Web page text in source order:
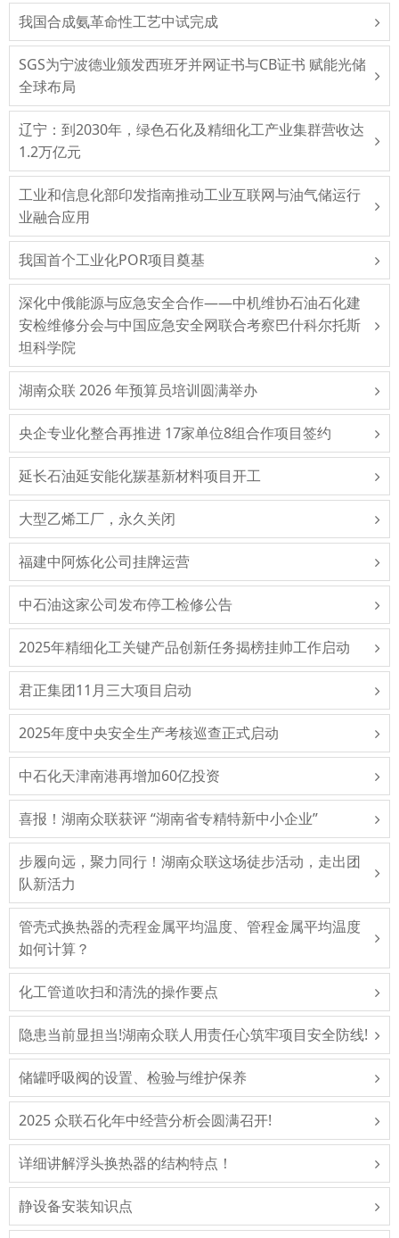
我国合成氨革命性工艺中试完成
SGS为宁波德业颁发西班牙并网证书与CB证书 赋能光储
全球布局
辽宁：到2030年，绿色石化及精细化工产业集群营收达
1.2万亿元
工业和信息化部印发指南推动工业互联网与油气储运行
业融合应用
我国首个工业化POR项目奠基
深化中俄能源与应急安全合作——中机维协石油石化建
安检维修分会与中国应急安全网联合考察巴什科尔托斯
坦科学院
湖南众联 2026 年预算员培训圆满举办
央企专业化整合再推进 17家单位8组合作项目签约
延长石油延安能化羰基新材料项目开工
大型乙烯工厂，永久关闭
福建中阿炼化公司挂牌运营
中石油这家公司发布停工检修公告
2025年精细化工关键产品创新任务揭榜挂帅工作启动
君正集团11月三大项目启动
2025年度中央安全生产考核巡查正式启动
中石化天津南港再增加60亿投资
喜报！湖南众联获评 “湖南省专精特新中小企业”
步履向远，聚力同行！湖南众联这场徒步活动，走出团
队新活力
管壳式换热器的壳程金属平均温度、管程金属平均温度
如何计算？
化工管道吹扫和清洗的操作要点
隐患当前显担当!湖南众联人用责任心筑牢项目安全防线!
储罐呼吸阀的设置、检验与维护保养
2025 众联石化年中经营分析会圆满召开!
详细讲解浮头换热器的结构特点！
静设备安装知识点